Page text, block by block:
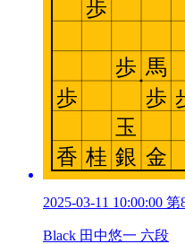
2025-03-11 10:00:00
Black 田中悠一 六段